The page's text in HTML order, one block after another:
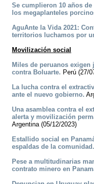
Se cumplieron 10 años
los megaplanteles
AguAnte la Vida 2021:
territorios luchamos por
Movilización social
Miles de peruanos
contra Boluarte. Perú (27/
La lucha contra el
ante el nuevo gobierno.
Una asamblea contra el
alerta y movilización
Argentina (05/12/2023)
Estallido social en
espaldas de la comunidad.
Pese a multitudinarias
contrato minero en